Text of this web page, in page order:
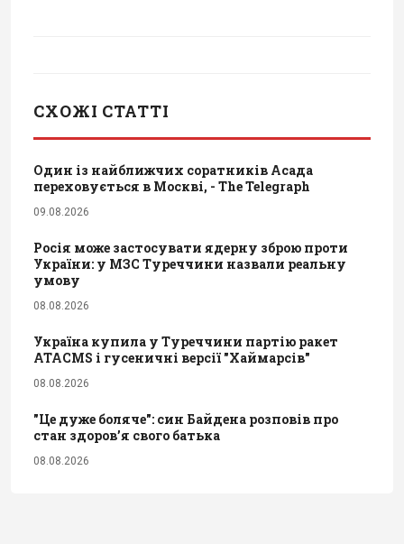
СХОЖІ СТАТТІ
Один із найближчих соратників Асада
переховується в Москві, - The Telegraph
09.08.2026
Росія може застосувати ядерну зброю проти
України: у МЗС Туреччини назвали реальну
умову
08.08.2026
Україна купила у Туреччини партію ракет
ATACMS і гусеничні версії "Хаймарсів"
08.08.2026
"Це дуже боляче": син Байдена розповів про
стан здоров’я свого батька
08.08.2026